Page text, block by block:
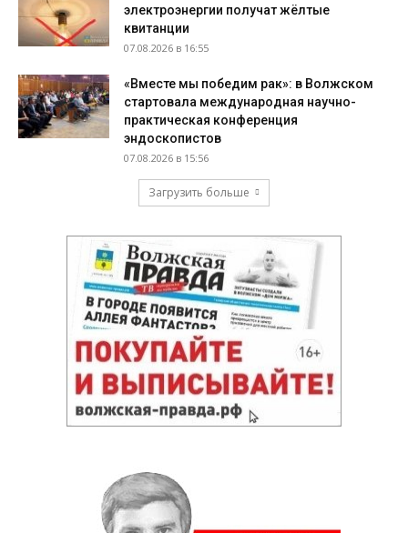
электроэнергии получат жёлтые
квитанции
07.08.2026 в 16:55
«Вместе мы победим рак»: в Волжском
стартовала международная научно-
практическая конференция
эндоскопистов
07.08.2026 в 15:56
Загрузить больше